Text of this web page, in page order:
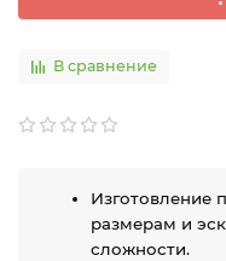
В сравнение
Изготовление
размерам и
сложности.